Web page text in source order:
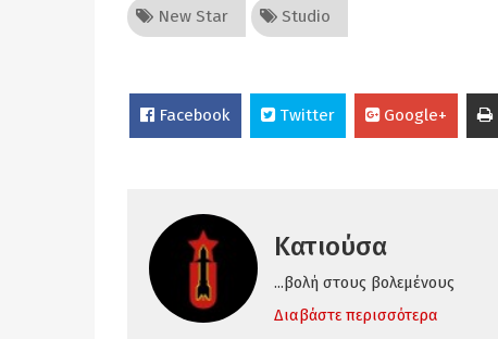
New Star Studio
Facebook Twitter Google+
Κατιούσα
...βολή στους βολεμένους
Διαβάστε περισσότερα